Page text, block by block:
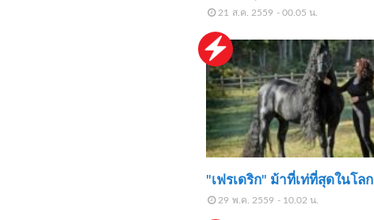
21 ส.ค. 2559 - 00.05 น.
"เฟรเดริก" ม้าที่เท่ที่สุดในโลก
29 พ.ค. 2559 - 10.02 น.